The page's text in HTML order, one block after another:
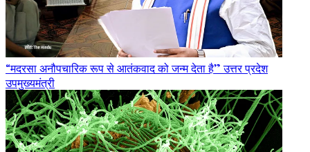
“मदरसा अनौपचारिक रूप से आतंकवाद को जन्म देता है” उत्तर प्रदेश
उपमुख्यमंत्री